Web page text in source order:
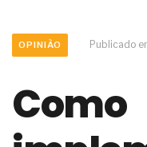
positivo
morte
de
OPINIÃO Publicado
Como